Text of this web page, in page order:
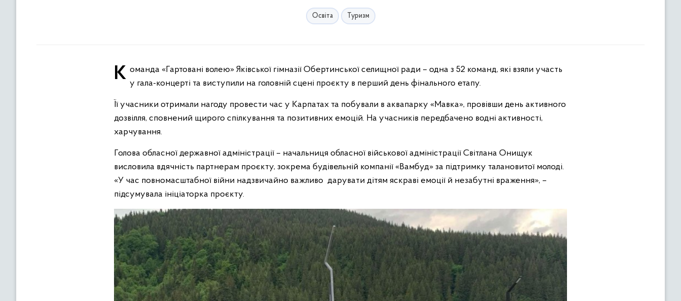
Освіта Туризм
Команда «Гартовані волею» Яківської гімназії Обертинської селищної ради – одна з 52 команд, які взяли участь у гала-концерті та виступили на головній сцені проєкту в перший день фінального етапу.
Її учасники отримали нагоду провести час у Карпатах та побували в аквапарку «Мавка», провівши день активного
дозвілля, сповнений щирого спілкування та позитивних емоцій. На учасників передбачено водні активності,
харчування.
Голова обласної державної адміністрації – начальниця обласної військової адміністрації Світлана Онищук
висловила вдячність партнерам проєкту, зокрема будівельній компанії «Вамбуд» за підтримку талановитої молоді.
«У час повномасштабної війни надзвичайно важливо дарувати дітям яскраві емоції й незабутні враження», –
підсумувала ініціаторка проєкту.